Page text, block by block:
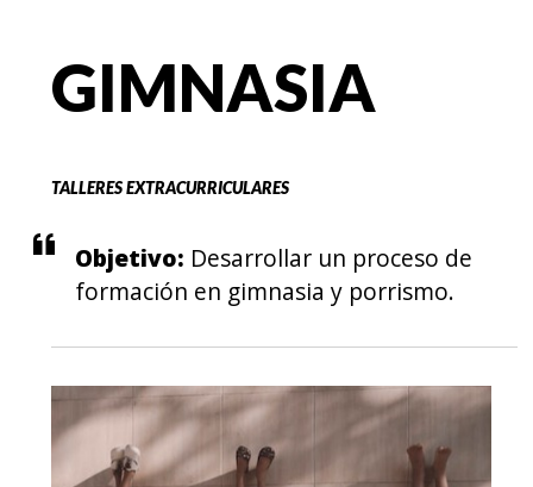
GIMNASIA
TALLERES EXTRACURRICULARES
Objetivo: Desarrollar un proceso de
formación en gimnasia y porrismo.